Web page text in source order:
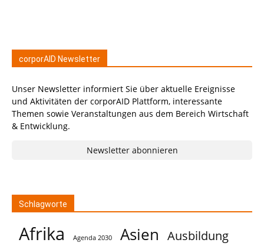
corporAID Newsletter
Unser Newsletter informiert Sie über aktuelle Ereignisse
und Aktivitäten der corporAID Plattform, interessante
Themen sowie Veranstaltungen aus dem Bereich Wirtschaft
& Entwicklung.
Newsletter abonnieren
Schlagworte
Afrika Agenda 2030 Asien Ausbildung